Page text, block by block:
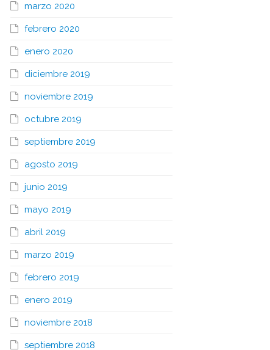
marzo 2020
febrero 2020
enero 2020
diciembre 2019
noviembre 2019
octubre 2019
septiembre 2019
agosto 2019
junio 2019
mayo 2019
abril 2019
marzo 2019
febrero 2019
enero 2019
noviembre 2018
septiembre 2018